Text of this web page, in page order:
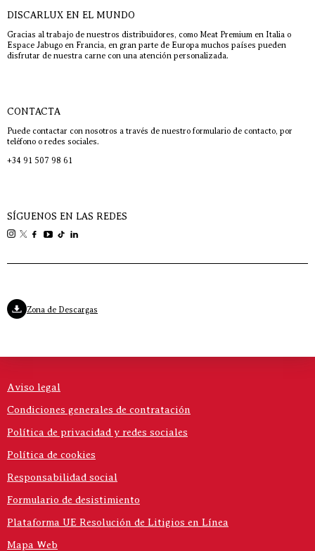
DISCARLUX EN EL MUNDO
Gracias al trabajo de nuestros distribuidores, como Meat Premium en Italia o
Espace Jabugo en Francia, en gran parte de Europa muchos países pueden
disfrutar de nuestra carne con una atención personalizada.
CONTACTA
Puede contactar con nosotros a través de nuestro formulario de contacto, por
teléfono o redes sociales.
+34 91 507 98 61
SÍGUENOS EN LAS REDES
Zona de Descargas
Aviso legal
Condiciones generales de contratación
Política de privacidad y redes sociales
Política de cookies
Responsabilidad social
Formulario de desistimiento
Plataforma UE Resolución de Litigios en Línea
Mapa Web